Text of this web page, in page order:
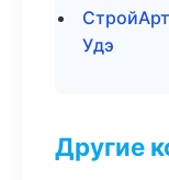
Удэ
Другие